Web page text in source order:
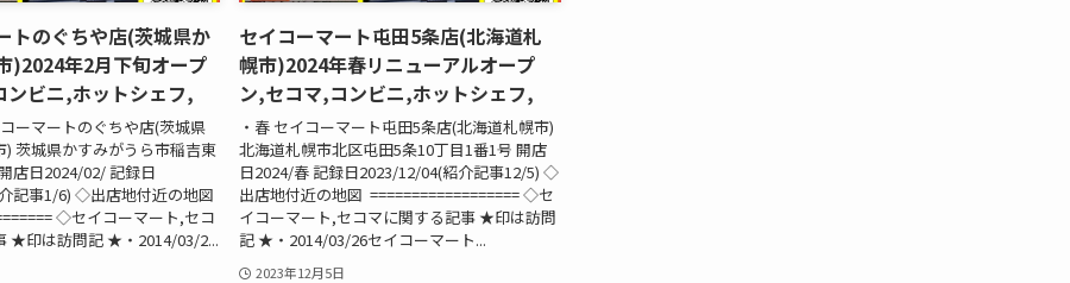
トのぐちや店(茨城県か
)2024年2月下旬オープ
ンビニ,ホットシェフ,
ーマートのぐちや店(茨城県
) 茨城県かすみがうら市稲吉東
店日2024/02/ 記録日
記事1/6) ◇出店地付近の地図
◇セイコーマート,セコ
★印は訪問記 ★・2014/03/2...
セイコーマート屯田5条店(北海道札
幌市)2024年春リニューアルオープ
ン,セコマ,コンビニ,ホットシェフ,
・春 セイコーマート屯田5条店(北海道札幌市)
北海道札幌市北区屯田5条10丁目1番1号 開店
日2024/春 記録日2023/12/04(紹介記事12/5) ◇
出店地付近の地図 ================== ◇セ
イコーマート,セコマに関する記事 ★印は訪問
記 ★・2014/03/26セイコーマート...
2023年12月5日